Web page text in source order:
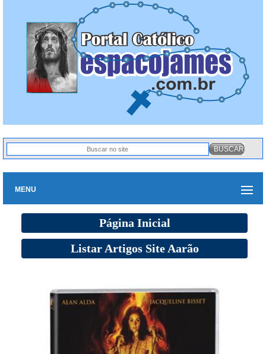
MENU
Página Inicial
Listar Artigos Site Aarão